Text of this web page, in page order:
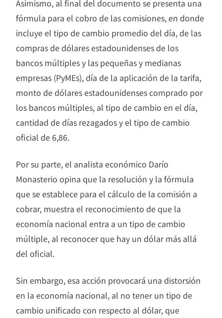
Asimismo, al final del documento se presenta una
fórmula para el cobro de las comisiones, en donde
incluye el tipo de cambio promedio del día, de las
compras de dólares estadounidenses de los
bancos múltiples y las pequeñas y medianas
empresas (PyMEs), día de la aplicación de la tarifa,
monto de dólares estadounidenses comprado por
los bancos múltiples, al tipo de cambio en el día,
cantidad de días rezagados y el tipo de cambio
oficial de 6,86.
Por su parte, el analista económico Darío
Monasterio opina que la resolución y la fórmula
que se establece para el cálculo de la comisión a
cobrar, muestra el reconocimiento de que la
economía nacional entra a un tipo de cambio
múltiple, al reconocer que hay un dólar más allá
del oficial.
Sin embargo, esa acción provocará una distorsión
en la economía nacional, al no tener un tipo de
cambio unificado con respecto al dólar, que